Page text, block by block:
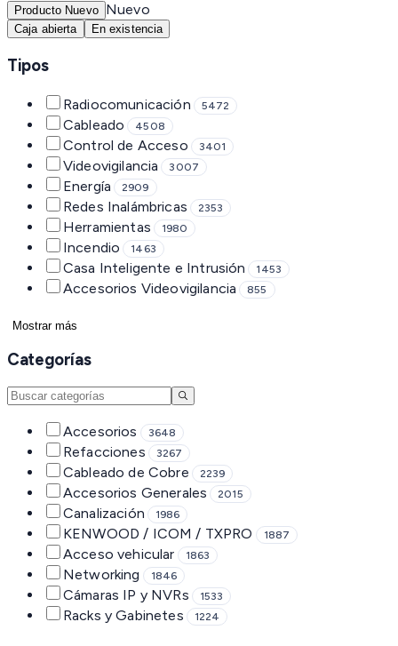
Producto Nuevo Nuevo
Caja abierta En existencia
Tipos
Radiocomunicación 5472
Cableado 4508
Control de Acceso 3401
Videovigilancia 3007
Energía 2909
Redes Inalámbricas 2353
Herramientas 1980
Incendio 1463
Casa Inteligente e Intrusión 1453
Accesorios Videovigilancia 855
Mostrar más
Categorías
Accesorios 3648
Refacciones 3267
Cableado de Cobre 2239
Accesorios Generales 2015
Canalización 1986
KENWOOD / ICOM / TXPRO 1887
Acceso vehicular 1863
Networking 1846
Cámaras IP y NVRs 1533
Racks y Gabinetes 1224